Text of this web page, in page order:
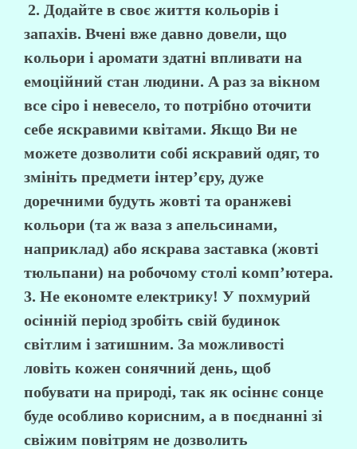
2. Додайте в своє життя кольорів і
запахів. Вчені вже давно довели, що
кольори і аромати здатні впливати на
емоційний стан людини. А раз за вікном
все сіро і невесело, то потрібно оточити
себе яскравими квітами. Якщо Ви не
можете дозволити собі яскравий одяг, то
змініть предмети інтер’єру, дуже
доречними будуть жовті та оранжеві
кольори (та ж ваза з апельсинами,
наприклад) або яскрава заставка (жовті
тюльпани) на робочому столі комп’ютера.
3. Не економте електрику! У похмурий
осінній період зробіть свій будинок
світлим і затишним. За можливості
ловіть кожен сонячний день, щоб
побувати на природі, так як осіннє сонце
буде особливо корисним, а в поєднанні зі
свіжим повітрям не дозволить